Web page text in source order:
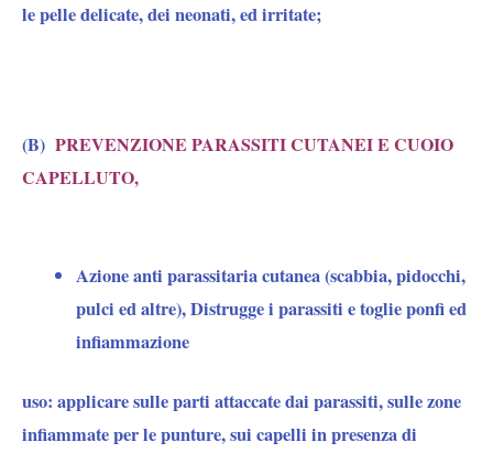
le pelle delicate, dei neonati, ed irritate;
(B) PREVENZIONE PARASSITI CUTANEI E CUOIO
CAPELLUTO,
Azioneanti parassitariacutanea (scabbia, pidocchi,
pulci ed altre), Distrugge i parassiti e toglie ponfi ed
infiammazione
uso: applicare sulle parti attaccate dai parassiti, sulle zone
infiammate per le punture, sui capelli in presenza di